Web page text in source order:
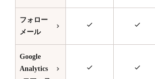
フォロー
メール
Google
Analytics